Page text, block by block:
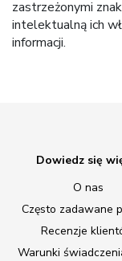
zastrzeżonymi
intelektualną ich
informacji.
Dowiedz się
O nas
Często zadawane
Recenzje
Warunki